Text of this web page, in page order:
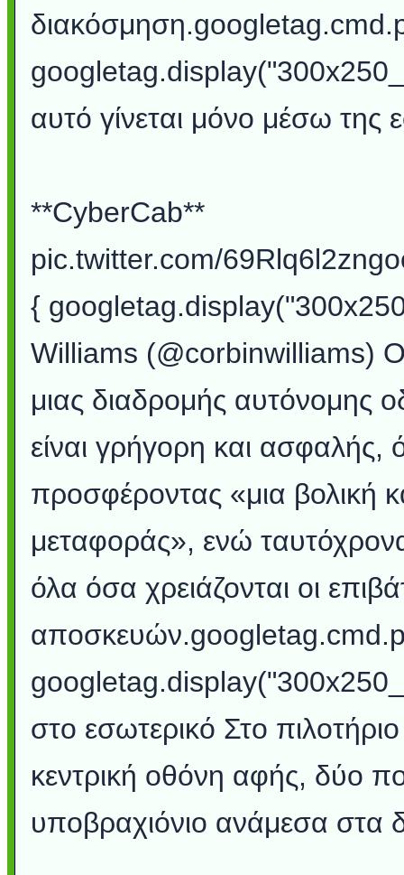
αυτό γίνεται μόνο μέσω της
**CyberCab**
pic.twitter.com/
{
Williams (@corbinwilliams)
μιας διαδρομής αυτόνομης
είναι γρήγορη και ασφαλής,
προσφέροντας «μια βολική
μεταφοράς», ενώ
όλα όσα χρειάζονται οι
στο εσωτερικό Στο
κεντρική οθόνη αφής, δύο
υποβραχιόνιο ανάμεσα στα